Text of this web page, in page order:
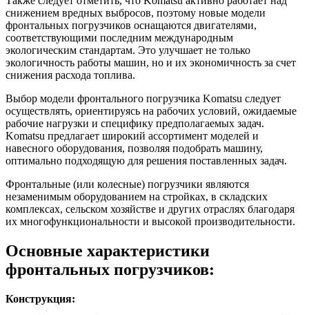
снижением вредных выбросов, поэтому новые модели
фронтальных погрузчиков оснащаются двигателями,
соответствующими последним международным
экологическим стандартам. Это улучшает не только
экологичность работы машин, но и их экономичность за счет
снижения расхода топлива.
Выбор модели фронтального погрузчика Komatsu следует
осуществлять, ориентируясь на рабочих условий, ожидаемые
рабочие нагрузки и специфику предполагаемых задач.
Komatsu предлагает широкий ассортимент моделей и
навесного оборудования, позволяя подобрать машину,
оптимально подходящую для решения поставленных задач.
Фронтальные (или колесные) погрузчики являются
незаменимым оборудованием на стройках, в складских
комплексах, сельском хозяйстве и других отраслях благодаря
их многофункциональности и высокой производительности.
Основные характеристики
фронтальных погрузчиков:
Конструкция: